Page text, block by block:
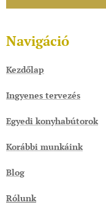
Navigáció
Kezdőlap
Ingyenes tervezés
Egyedi konyhabútorok
Korábbi munkáink
Blog
Rólunk